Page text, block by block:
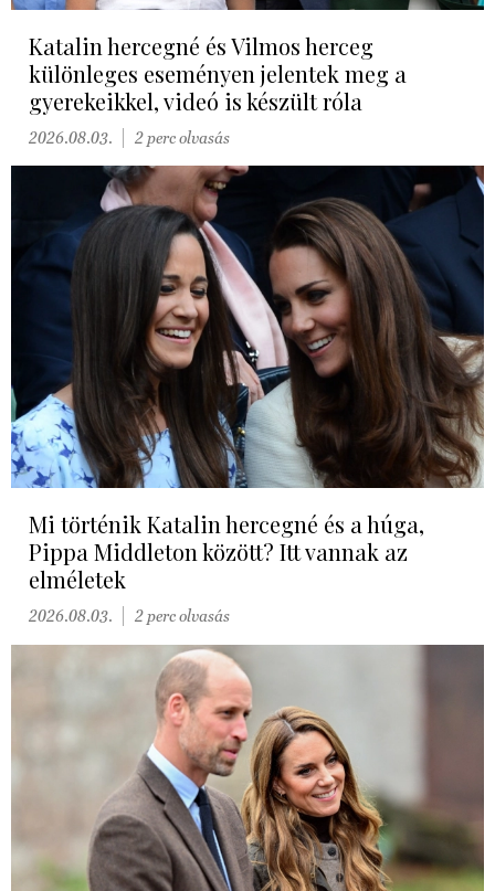
Katalin hercegné és Vilmos herceg
különleges eseményen jelentek meg a
gyerekeikkel, videó is készült róla
2026.08.03. 2 perc olvasás
Mi történik Katalin hercegné és a húga,
Pippa Middleton között? Itt vannak az
elméletek
2026.08.03. 2 perc olvasás